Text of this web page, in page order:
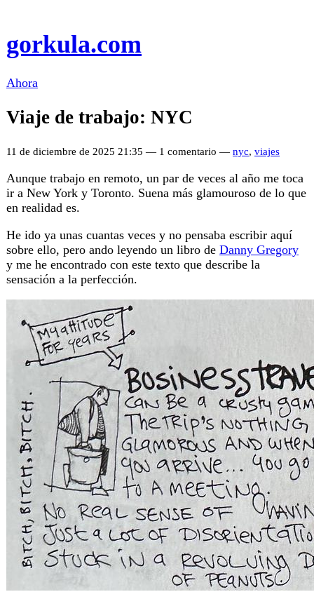
gorkula.com
Ahora
Viaje de trabajo: NYC
11 de diciembre de 2025 21:35 — 1 comentario — nyc, viajes
Aunque trabajo en remoto, un par de veces al año me toca
ir a New York y Toronto. Suena más glamouroso de lo que
en realidad es.
He ido ya unas cuantas veces y no pensaba escribir aquí
sobre ello, pero ando leyendo un libro de Danny Gregory
y me he encontrado con este texto que describe la
sensación a la perfección.